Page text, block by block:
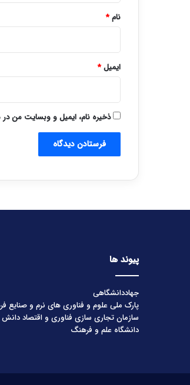
نام*
ایمیل*
ذخیره نام، ایمیل و وبسایت من در
پیوند ها
جهاددانشگاهی
پارک ملی علوم و فناوری های نرم و صنایع
سازمان تجاری سازی فناوری و اقتصاد دانش
دانشگاه علم و فرهنگ